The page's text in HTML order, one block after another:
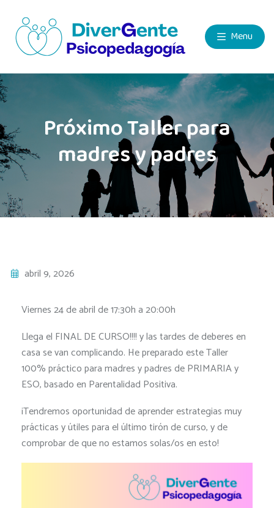
Menu
Próximo Taller para
madres y padres
abril 9, 2026
Viernes 24 de abril de 17:30h a 20:00h
Llega el FINAL DE CURSO!!!! y las tardes de deberes en
casa se van complicando. He preparado este Taller
100% práctico para madres y padres de PRIMARIA y
ESO, basado en Parentalidad Positiva.
¡Tendremos oportunidad de aprender estrategias muy
prácticas y útiles para el último tirón de curso, y de
comprobar de que no estamos solas/os en esto!